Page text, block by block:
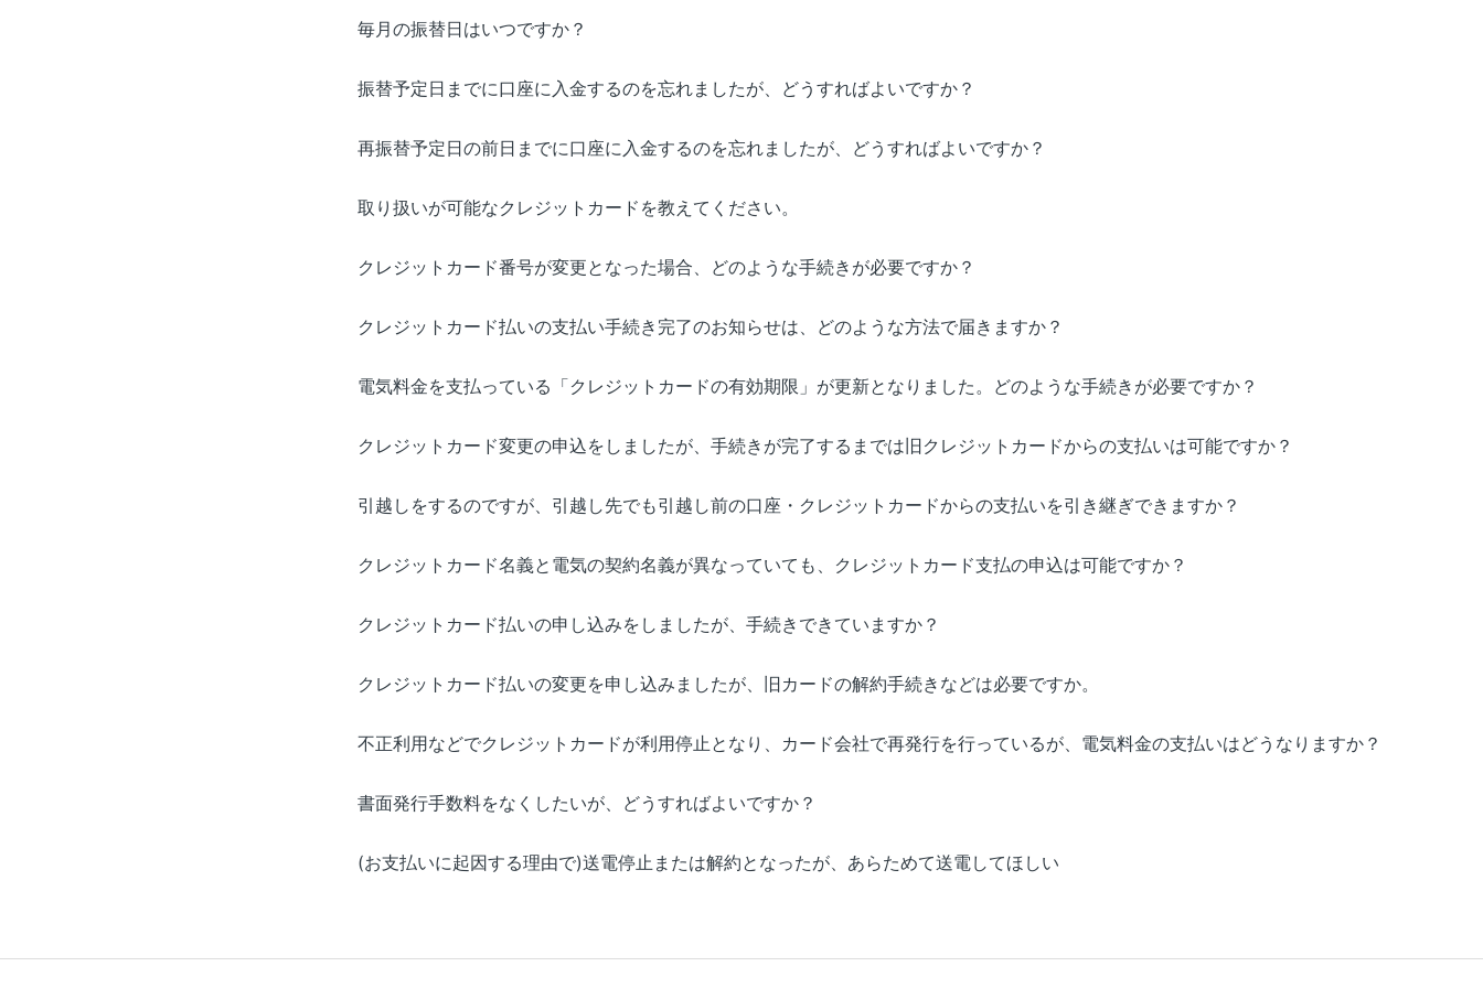
毎月の振替日はいつですか？
振替予定日までに口座に入金するのを忘れましたが、どうすればよいですか？
再振替予定日の前日までに口座に入金するのを忘れましたが、どうすればよいですか？
取り扱いが可能なクレジットカードを教えてください。
クレジットカード番号が変更となった場合、どのような手続きが必要ですか？
クレジットカード払いの支払い手続き完了のお知らせは、どのような方法で届きますか？
電気料金を支払っている「クレジットカードの有効期限」が更新となりました。どのような手続きが必要ですか？
クレジットカード変更の申込をしましたが、手続きが完了するまでは旧クレジットカードからの支払いは可能ですか？
引越しをするのですが、引越し先でも引越し前の口座・クレジットカードからの支払いを引き継ぎできますか？
クレジットカード名義と電気の契約名義が異なっていても、クレジットカード支払の申込は可能ですか？
クレジットカード払いの申し込みをしましたが、手続きできていますか？
クレジットカード払いの変更を申し込みましたが、旧カードの解約手続きなどは必要ですか。
不正利用などでクレジットカードが利用停止となり、カード会社で再発行を行っているが、電気料金の支払いはどうなりますか？
書面発行手数料をなくしたいが、どうすればよいですか？
(お支払いに起因する理由で)送電停止または解約となったが、あらためて送電してほしい